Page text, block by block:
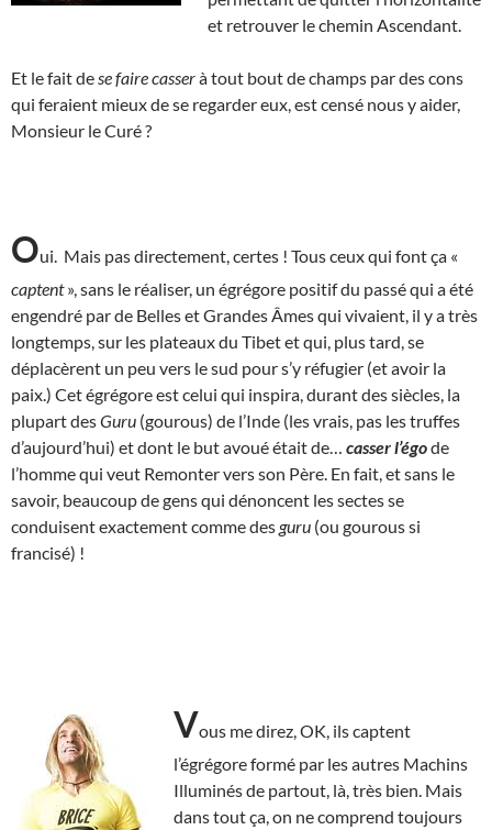
et retrouver le chemin Ascendant.
Et le fait de se faire casserà tout bout de champs par des cons
qui feraient mieux de se regarder eux, est censé nous y aider,
Monsieur le Curé ?
Oui. Mais pas directement, certes ! Tous ceux qui font ça «
captent», sans le réaliser, un égrégore positif du passé qui a été
engendré par de Belles et Grandes Âmes qui vivaient, il y a très
longtemps, sur les plateaux du Tibet et qui, plus tard, se
déplacèrent un peu vers le sud pour s’y réfugier (et avoir la
paix.) Cet égrégore est celui qui inspira, durant des siècles, la
plupart desGuru (gourous) de l’Inde (les vrais, pas les truffes
d’aujourd’hui) et dont le but avoué était de… casser l’égode
l’homme qui veut Remonter vers son Père. En fait, et sans le
savoir, beaucoup de gens qui dénoncent les sectes se
conduisent exactement comme des guru (ou gourous si
francisé) !
Vous me direz, OK, ils captent
l’égrégore formé par les autres Machins
Illuminés de partout, là, très bien. Mais
dans tout ça, on ne comprend toujours